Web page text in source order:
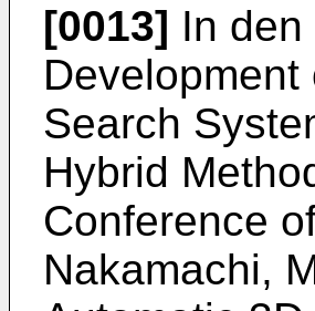
[0013] In den
Search
Hybrid
Conference
Nakamachi,